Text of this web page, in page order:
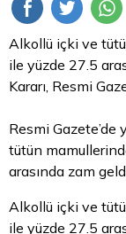
Alkollü içki ve
ile yüzde 27.5
Kararı, Resmi
Resmi
tütün
arasında zam
Alkollü içki ve
ile yüzde 27.5